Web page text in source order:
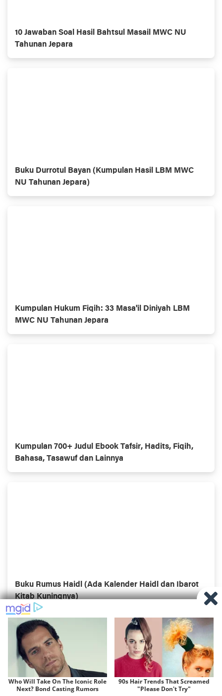
10 Jawaban Soal Hasil Bahtsul Masail MWC NU
Tahunan Jepara
Buku Durrotul Bayan (Kumpulan Hasil LBM MWC
NU Tahunan Jepara)
Kumpulan Hukum Fiqih: 33 Masa'il Diniyah LBM
MWC NU Tahunan Jepara
Kumpulan 700+ Judul Ebook Tafsir, Hadits, Fiqih,
Bahasa, Tasawuf dan Lainnya
Buku Rumus Haidl (Ada Kalender Haidl dan Ibarot
Kitab Kuningnya)
Facebook Instagram
YouTube